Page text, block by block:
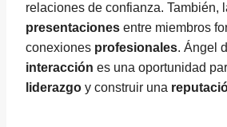
relaciones de confianza. También,
presentaciones entre miembros
conexiones profesionales. Ángel
interacción es una oportunidad
liderazgo y construir una